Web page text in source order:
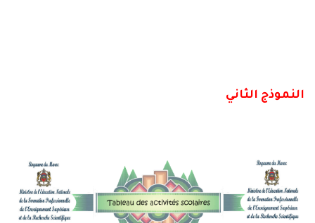
النموذج الثاني